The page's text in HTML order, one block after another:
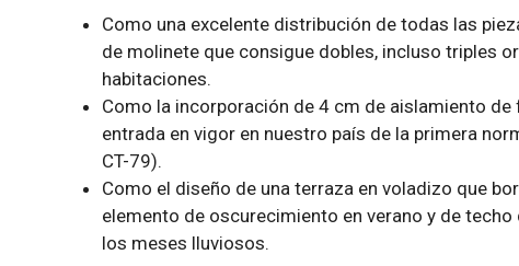
Como una excelente distribución de todas las
de molinete que consigue dobles, incluso triples
habitaciones.
Como la incorporación de 4 cm de aislamiento
entrada en vigor en nuestro país de la primera
CT-79).
Como el diseño de una terraza en voladizo que
elemento de oscurecimiento en verano y de
los meses lluviosos.